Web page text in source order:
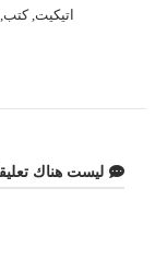
اتيكيت,
ليست هناك